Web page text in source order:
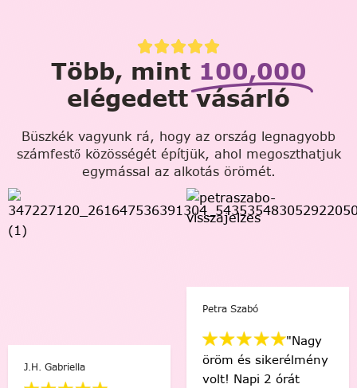
Több, mint 100,000
elégedett vásárló
Büszkék vagyunk rá, hogy az ország legnagyobb
számfestő közösségét építjük, ahol megoszthatjuk
egymással az alkotás örömét.
J.H. Gabriella
Petra Szabó
"Nagy
öröm és sikerélmény
volt! Napi 2 órát